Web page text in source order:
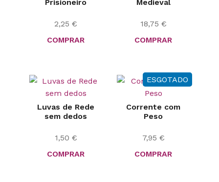
Prisioneiro
2,25 €
COMPRAR
Medieval
18,75 €
COMPRAR
Luvas de Rede
sem dedos
1,50 €
COMPRAR
ESGOTADO
Corrente com
Peso
7,95 €
COMPRAR